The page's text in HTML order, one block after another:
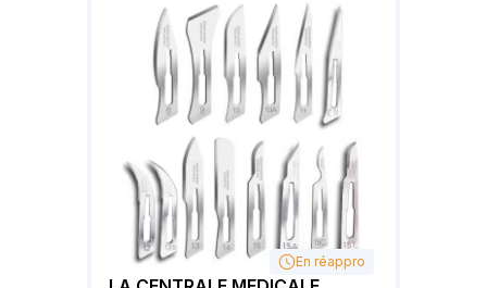
En réappro